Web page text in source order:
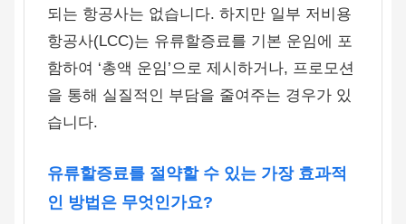
되는 항공사는 없습니다. 하지만 일부 저비용
항공사(LCC)는 유류할증료를 기본 운임에 포
함하여 ‘총액 운임’으로 제시하거나, 프로모션
을 통해 실질적인 부담을 줄여주는 경우가 있
습니다.
유류할증료를 절약할 수 있는 가장 효과적
인 방법은 무엇인가요?